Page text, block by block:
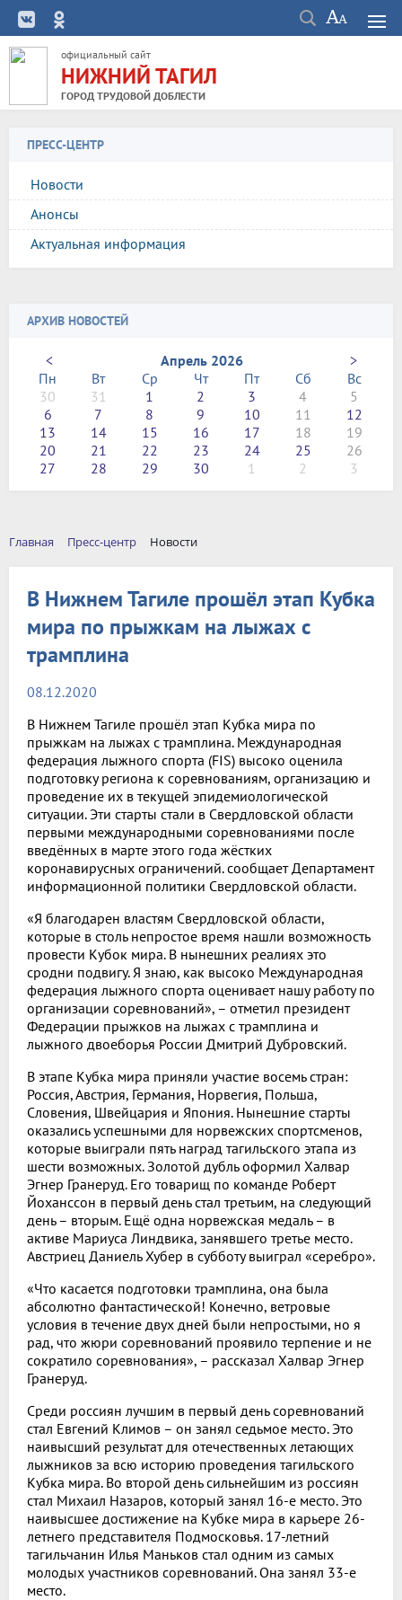
официальный сайт
НИЖНИЙ ТАГИЛ
ГОРОД ТРУДОВОЙ ДОБЛЕСТИ
ПРЕСС-ЦЕНТР
Новости
Анонсы
Актуальная информация
АРХИВ НОВОСТЕЙ
< Апрель 2026
>
Пн
Вт Ср Чт Пт Сб
Вс
30
31 1 2 3 4
5
6
7 8 9 10 11
12
13
14 15 16 17 18
19
20
21 22 23 24 25
26
27
28 29 30 1 2 3
Главная Пресс-центр Новости
В Нижнем Тагиле прошёл этап Кубка
мира по прыжкам на лыжах с
трамплина
08.12.2020
В Нижнем Тагиле прошёл этап Кубка мира по
прыжкам на лыжах с трамплина. Международная
федерация лыжного спорта (FIS) высоко оценила
подготовку региона к соревнованиям, организацию и
проведение их в текущей эпидемиологической
ситуации. Эти старты стали в Свердловской области
первыми международными соревнованиями после
введённых в марте этого года жёстких
коронавирусных ограничений. сообщает Департамент
информационной политики Свердловской области.
«Я благодарен властям Свердловской области,
которые в столь непростое время нашли возможность
провести Кубок мира. В нынешних реалиях это
сродни подвигу. Я знаю, как высоко Международная
федерация лыжного спорта оценивает нашу работу по
организации соревнований», – отметил президент
Федерации прыжков на лыжах с трамплина и
лыжного двоеборья России Дмитрий Дубровский.
В этапе Кубка мира приняли участие восемь стран:
Россия, Австрия, Германия, Норвегия, Польша,
Словения, Швейцария и Япония. Нынешние старты
оказались успешными для норвежских спортсменов,
которые выиграли пять наград тагильского этапа из
шести возможных. Золотой дубль оформил Халвар
Эгнер Гранеруд. Его товарищ по команде Роберт
Йоханссон в первый день стал третьим, на следующий
день – вторым. Ещё одна норвежская медаль – в
активе Мариуса Линдвика, занявшего третье место.
Австриец Даниель Хубер в субботу выиграл «серебро».
«Что касается подготовки трамплина, она была
абсолютно фантастической! Конечно, ветровые
условия в течение двух дней были непростыми, но я
рад, что жюри соревнований проявило терпение и не
сократило соревнования», – рассказал Халвар Эгнер
Гранеруд.
Среди россиян лучшим в первый день соревнований
стал Евгений Климов – он занял седьмое место. Это
наивысший результат для отечественных летающих
лыжников за всю историю проведения тагильского
Кубка мира. Во второй день сильнейшим из россиян
стал Михаил Назаров, который занял 16-е место. Это
наивысшее достижение на Кубке мира в карьере 26-
летнего представителя Подмосковья. 17-летний
тагильчанин Илья Маньков стал одним из самых
молодых участников соревнований. Она занял 33-е
место.